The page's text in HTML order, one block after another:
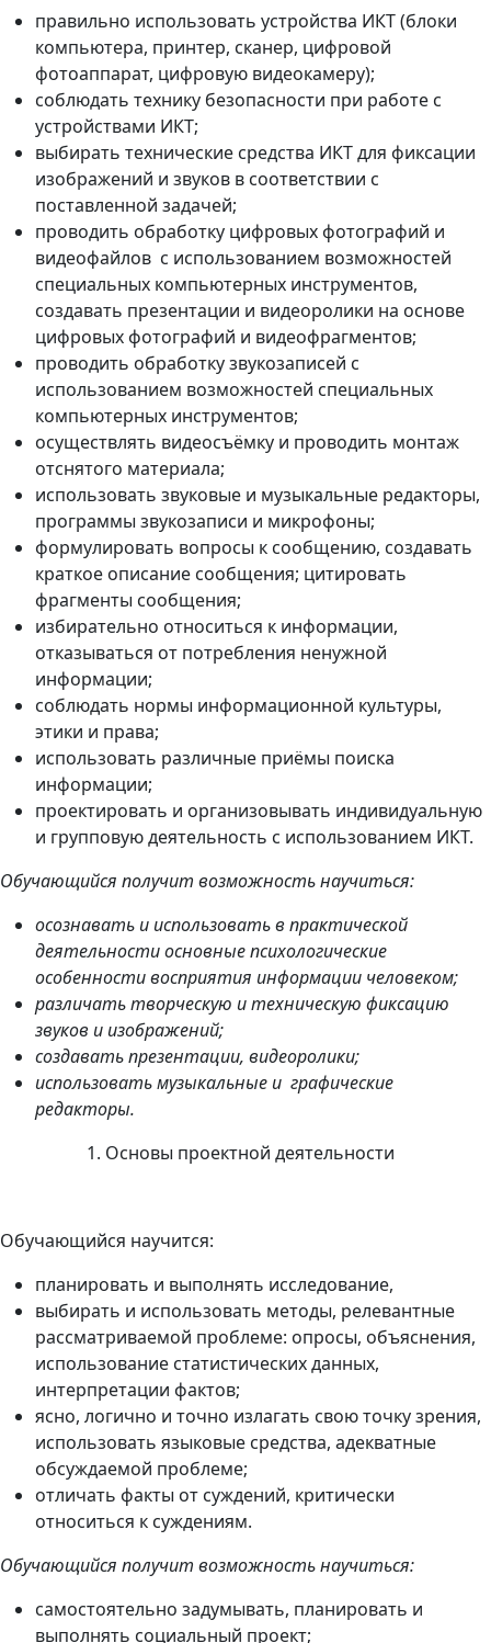
правильно использовать устройства ИКТ (блоки
компьютера, принтер, сканер, цифровой
фотоаппарат, цифровую видеокамеру);
соблюдать технику безопасности при работе с
устройствами ИКТ;
выбирать технические средства ИКТ для фиксации
изображений и звуков в соответствии с
поставленной задачей;
проводить обработку цифровых фотографий и
видеофайлов с использованием возможностей
специальных компьютерных инструментов,
создавать презентации и видеоролики на основе
цифровых фотографий и видеофрагментов;
проводить обработку звукозаписей с
использованием возможностей специальных
компьютерных инструментов;
осуществлять видеосъёмку и проводить монтаж
отснятого материала;
использовать звуковые и музыкальные редакторы,
программы звукозаписи и микрофоны;
формулировать вопросы к сообщению, создавать
краткое описание сообщения; цитировать
фрагменты сообщения;
избирательно относиться к информации,
отказываться от потребления ненужной
информации;
соблюдать нормы информационной культуры,
этики и права;
использовать различные приёмы поиска
информации;
проектировать и организовывать индивидуальную
и групповую деятельность с использованием ИКТ.
Обучающийся получит возможность научиться:
осознавать и использовать в практической
деятельности основные психологические
особенности восприятия информации человеком;
различать творческую и техническую фиксацию
звуков и изображений;
создавать презентации, видеоролики;
использовать музыкальные и графические
редакторы.
Основы проектной деятельности
Обучающийся научится:
планировать и выполнять исследование,
выбирать и использовать методы, релевантные
рассматриваемой проблеме: опросы, объяснения,
использование статистических данных,
интерпретации фактов;
ясно, логично и точно излагать свою точку зрения,
использовать языковые средства, адекватные
обсуждаемой проблеме;
отличать факты от суждений, критически
относиться к суждениям.
Обучающийся получит возможность научиться:
самостоятельно задумывать, планировать и
выполнять социальный проект;